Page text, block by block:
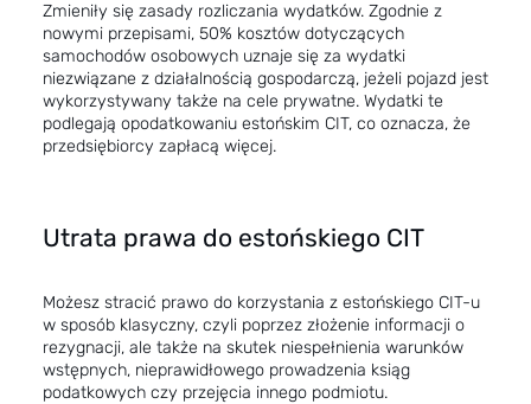
Zmieniły się zasady rozliczania wydatków. Zgodnie z
nowymi przepisami, 50% kosztów dotyczących
samochodów osobowych uznaje się za wydatki
niezwiązane z działalnością gospodarczą, jeżeli pojazd jest
wykorzystywany także na cele prywatne. Wydatki te
podlegają opodatkowaniu estońskim CIT, co oznacza, że
przedsiębiorcy zapłacą więcej.
Utrata prawa do estońskiego CIT
Możesz stracić prawo do korzystania z estońskiego CIT-u
w sposób klasyczny, czyli poprzez złożenie informacji o
rezygnacji, ale także na skutek niespełnienia warunków
wstępnych, nieprawidłowego prowadzenia ksiąg
podatkowych czy przejęcia innego podmiotu.